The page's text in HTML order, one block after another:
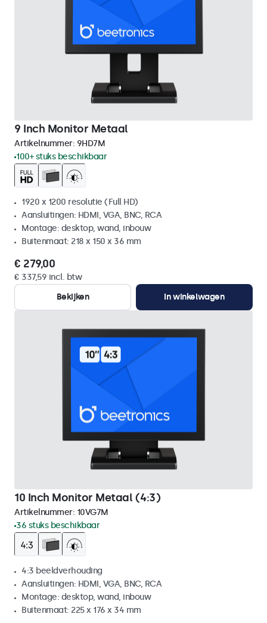
9 Inch Monitor Metaal
Artikelnummer: 9HD7M
100+ stuks beschikbaar
1920 x 1200 resolutie (Full HD)
Aansluitingen: HDMI, VGA, BNC, RCA
Montage: desktop, wand, inbouw
Buitenmaat: 218 x 150 x 36 mm
€ 279,00
€ 337,59 incl. btw
Bekijken
In winkelwagen
10 Inch Monitor Metaal (4:3)
Artikelnummer: 10VG7M
36 stuks beschikbaar
4:3 beeldverhouding
Aansluitingen: HDMI, VGA, BNC, RCA
Montage: desktop, wand, inbouw
Buitenmaat: 225 x 176 x 34 mm